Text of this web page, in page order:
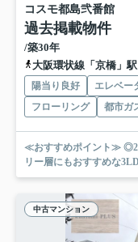
コスモ都島弐番館
過去掲載物件
/築30年
大阪環状線「京橋」
陽当り良好 エレベー
フローリング
都市ガ
≪おすすめポイント≫
リー層にもおすすめな
中古マンション